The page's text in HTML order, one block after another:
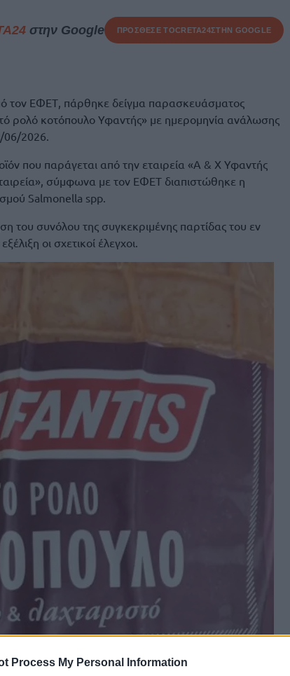
Process My Personal Information
στην Google ΠΡΟΣΘΕΣΕ ΤΟCRETA24ΣΤΗΝ GOOGLE
τον ΕΦΕΤ, πάρθηκε δείγμα παρασκευάσματος
ρολό κοτόπουλο Υφαντής» με ημερομηνία ανάλωσης
06/2026.
που παράγεται από την εταιρεία «Α & Χ Υφαντής
σύμφωνα με τον ΕΦΕΤ διαπιστώθηκε η
Salmonella spp.
του συνόλου της συγκεκριμένης παρτίδας του εν
οι σχετικοί έλεγχοι.